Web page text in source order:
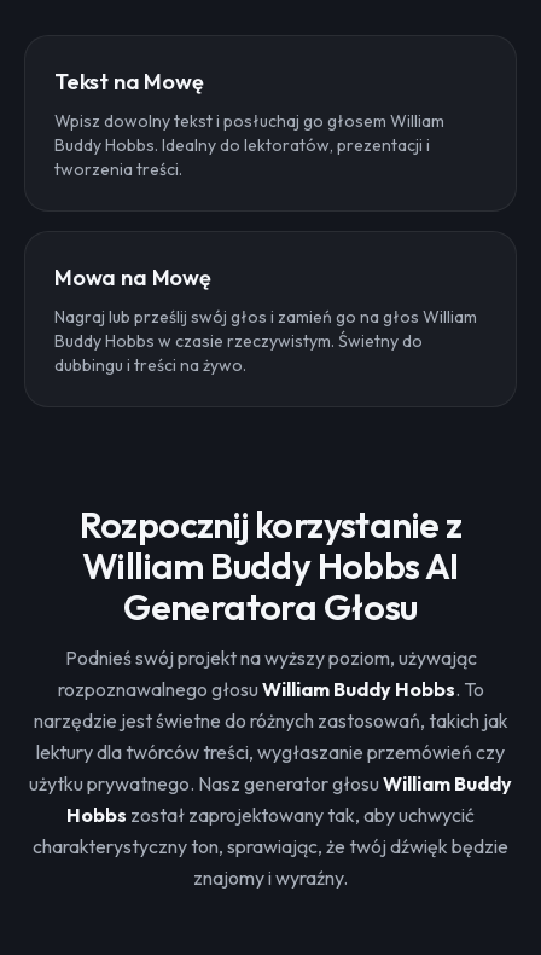
Tekst na Mowę
Wpisz dowolny tekst i posłuchaj go głosem William
Buddy Hobbs. Idealny do lektoratów, prezentacji i
tworzenia treści.
Mowa na Mowę
Nagraj lub prześlij swój głos i zamień go na głos William
Buddy Hobbs w czasie rzeczywistym. Świetny do
dubbingu i treści na żywo.
Rozpocznij korzystanie z
William Buddy Hobbs AI
Generatora Głosu
Podnieś swój projekt na wyższy poziom, używając
rozpoznawalnego głosu William Buddy Hobbs. To
narzędzie jest świetne do różnych zastosowań, takich jak
lektury dla twórców treści, wygłaszanie przemówień czy
użytku prywatnego. Nasz generator głosu William Buddy
Hobbs został zaprojektowany tak, aby uchwycić
charakterystyczny ton, sprawiając, że twój dźwięk będzie
znajomy i wyraźny.